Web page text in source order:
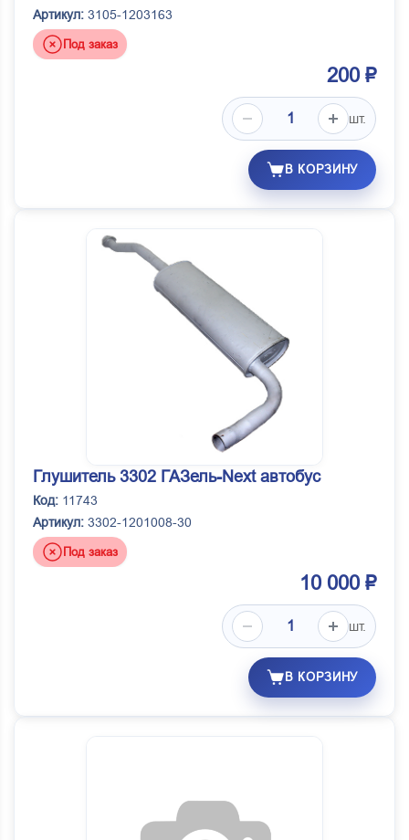
Артикул: 3105-1203163
Под заказ
200 ₽
шт.
В КОРЗИНУ
Глушитель 3302 ГАЗель-Next автобус
Код: 11743
Артикул: 3302-1201008-30
Под заказ
10 000 ₽
шт.
В КОРЗИНУ